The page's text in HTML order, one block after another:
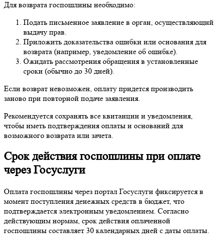
Для возврата госпошлины необходимо:
Подать письменное заявление в орган, осуществляющий
выдачу прав.
Приложить доказательства ошибки или основания для
возврата (например, уведомление об ошибке).
Ожидать рассмотрения обращения в установленные
сроки (обычно до 30 дней).
Если возврат невозможен, оплату придется производить
заново при повторной подаче заявления.
Рекомендуется сохранять все квитанции и уведомления,
чтобы иметь подтверждения оплаты и оснований для
возможного возврата или зачета.
Срок действия госпошлины при оплате
через Госуслуги
Оплата госпошлины через портал Госуслуги фиксируется в
момент поступления денежных средств в бюджет, что
подтверждается электронным уведомлением. Согласно
действующим нормам, срок действия оплаченной
госпошлины составляет 30 календарных дней с даты оплаты.